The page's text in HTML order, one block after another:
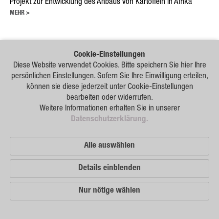
Cookie-Einstellungen
Diese Website verwendet Cookies. Bitte speichern Sie hier Ihre
persönlichen Einstellungen. Sofern Sie Ihre Einwilligung erteilen,
können sie diese jederzeit unter Cookie-Einstellungen
bearbeiten oder widerrufen.
Weitere Informationen erhalten Sie in unserer
Datenschutzerklärung.
Alle auswählen
Details einblenden
Nur nötige wählen
Projekt zur Entwicklung des Anbaus von Kartoffeln in Afrika
MEHR >
Unsere
Vertriebspartner
© 2026 German Seed Alliance GmbH